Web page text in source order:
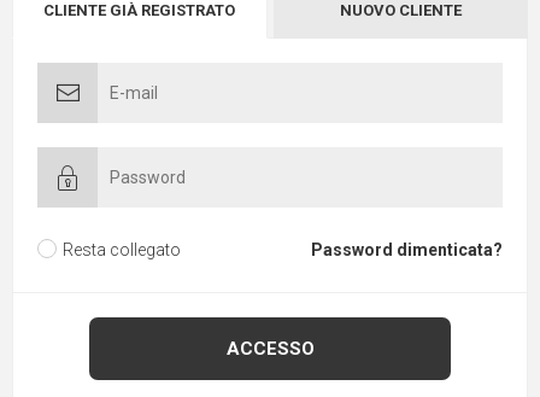
CLIENTE GIÀ REGISTRATO NUOVO CLIENTE
Resta collegato Password dimenticata?